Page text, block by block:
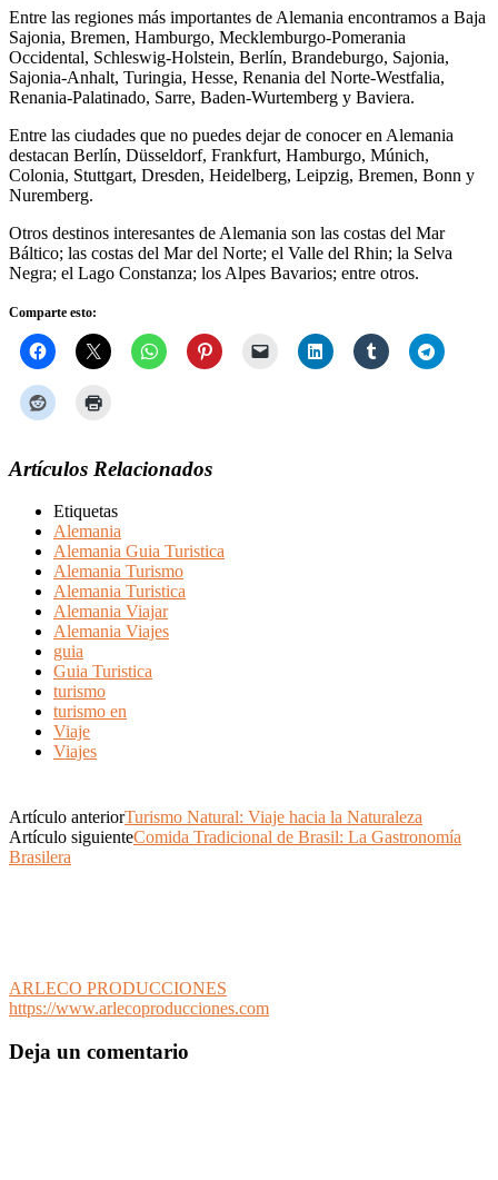
Entre las regiones más importantes de Alemania encontramos a Baja
Sajonia, Bremen, Hamburgo, Mecklemburgo-Pomerania
Occidental, Schleswig-Holstein, Berlín, Brandeburgo, Sajonia,
Sajonia-Anhalt, Turingia, Hesse, Renania del Norte-Westfalia,
Renania-Palatinado, Sarre, Baden-Wurtemberg y Baviera.
Entre las ciudades que no puedes dejar de conocer en Alemania
destacan Berlín, Düsseldorf, Frankfurt, Hamburgo, Múnich,
Colonia, Stuttgart, Dresden, Heidelberg, Leipzig, Bremen, Bonn y
Nuremberg.
Otros destinos interesantes de Alemania son las costas del Mar
Báltico; las costas del Mar del Norte; el Valle del Rhin; la Selva
Negra; el Lago Constanza; los Alpes Bavarios; entre otros.
Comparte esto:
Artículos Relacionados
Etiquetas
Alemania
Alemania Guia Turistica
Alemania Turismo
Alemania Turistica
Alemania Viajar
Alemania Viajes
guia
Guia Turistica
turismo
turismo en
Viaje
Viajes
Artículo anteriorTurismo Natural: Viaje hacia la Naturaleza
Artículo siguienteComida Tradicional de Brasil: La Gastronomía
Brasilera
ARLECO PRODUCCIONES
https://www.arlecoproducciones.com
Deja un comentario